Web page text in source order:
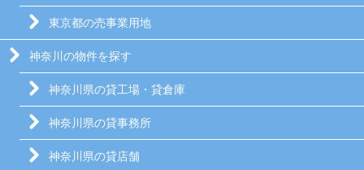
東京都の売事業用地
神奈川の物件を探す
神奈川県の貸工場・貸倉庫
神奈川県の貸事務所
神奈川県の貸店舗